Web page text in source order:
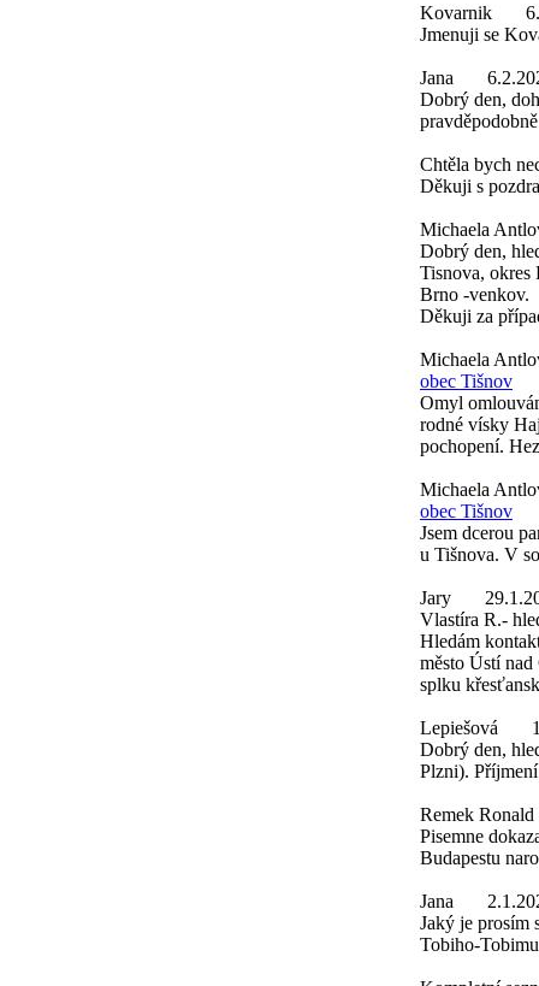
Kovarnik
Jmenuji se
Jana
Dobrý den,
Chtěla bych
Děkuji s
Michaela
Dobrý den,
Tisnova, okres
Brno -venkov.
Děkuji za
Michaela
obec Tišnov
Omyl
rodné vísky
pochopení.
Michaela
obec Tišnov
Jsem dcerou
u Tišnova. V
Jary
Vlastíra R.-
Hledám
město Ústí
splku
Lepiešová
Dobrý den,
Plzni).
Remek Ronald
Pisemne
Budapestu
Jana
Jaký je prosím
Tobiho-